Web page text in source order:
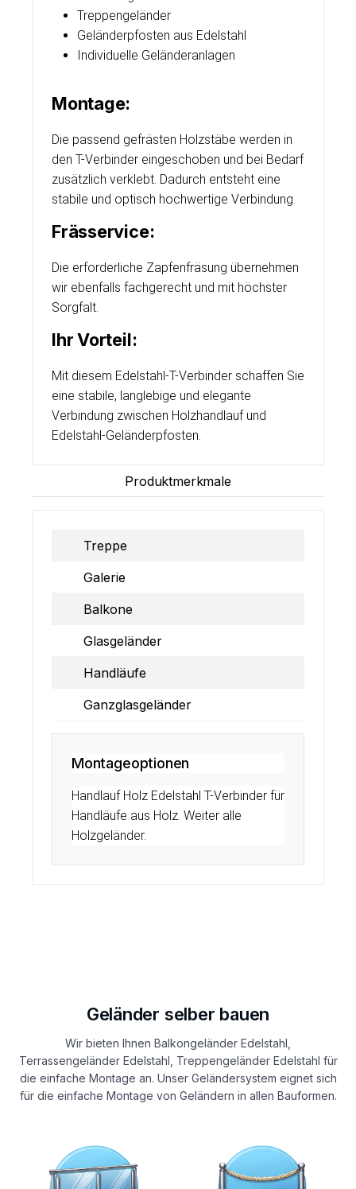
Treppengeländer
Geländerpfosten aus Edelstahl
Individuelle Geländeranlagen
Montage:
Die passend gefrästen Holzstäbe werden in
den T-Verbinder eingeschoben und bei Bedarf
zusätzlich verklebt. Dadurch entsteht eine
stabile und optisch hochwertige Verbindung.
Frässervice:
Die erforderliche Zapfenfräsung übernehmen
wir ebenfalls fachgerecht und mit höchster
Sorgfalt.
Ihr Vorteil:
Mit diesem Edelstahl-T-Verbinder schaffen Sie
eine stabile, langlebige und elegante
Verbindung zwischen Holzhandlauf und
Edelstahl-Geländerpfosten.
Produktmerkmale
Treppe
Galerie
Balkone
Glasgeländer
Handläufe
Ganzglasgeländer
Montageoptionen
Handlauf Holz Edelstahl T-Verbinder für
Handläufe aus Holz. Weiter alle
Holzgeländer.
Geländer selber bauen
Wir bieten Ihnen Balkongeländer Edelstahl,
Terrassengeländer Edelstahl, Treppengeländer Edelstahl für
die einfache Montage an. Unser Geländersystem eignet sich
für die einfache Montage von Geländern in allen Bauformen.